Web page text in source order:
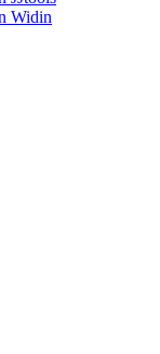
Widin